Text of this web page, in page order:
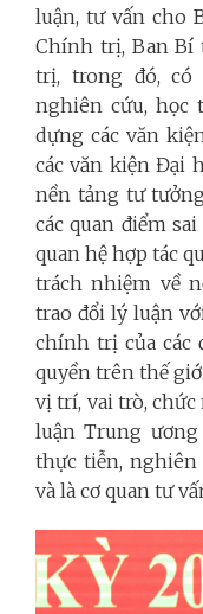
luận, tư vấn cho
Chính trị, Ban Bí
trị, trong đó, có
nghiên cứu, học
dựng các văn
các văn kiện Đại
nền tảng tư
các quan điểm
quan hệ hợp tác
trách nhiệm về
trao đổi lý luận
chính trị của các
quyền trên thế
vị trí, vai trò, chức
luận Trung
thực tiễn,
và là cơ quan tư